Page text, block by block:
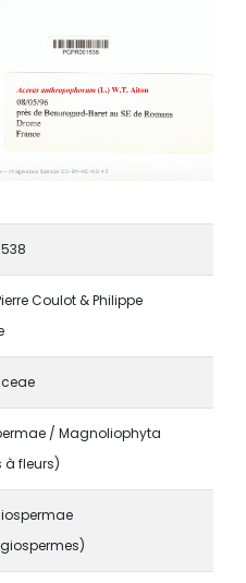
Coulot & Philippe
/ Magnoliophyta
à fleurs)